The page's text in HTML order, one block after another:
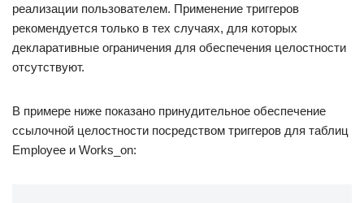
реализации пользователем. Применение триггеров
рекомендуется только в тех случаях, для которых
декларативные ограничения для обеспечения целостности
отсутствуют.
В примере ниже показано принудительное обеспечение
ссылочной целостности посредством триггеров для таблиц
Employee и Works_on: